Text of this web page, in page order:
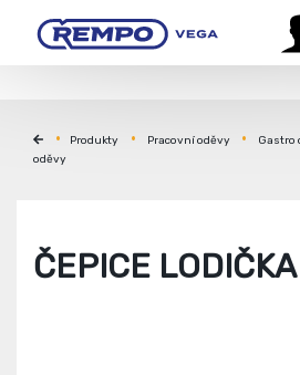
Produkty Pracovní oděvy Gastro
oděvy
ČEPICE